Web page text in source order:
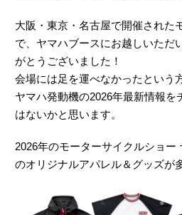
大阪・東京・名古屋で開催された
で、ヤマハブースにお越しいただ
がとうございました！
会場には足を運べなかったという
ヤマハ発動機の2026年最新情報を
はないかと思います。
2026年のモーターサイクルショー
のオリジナルアパレル＆グッズが